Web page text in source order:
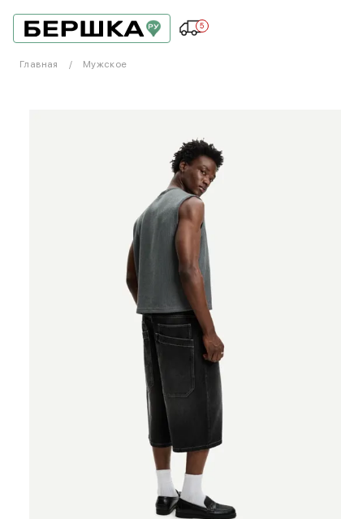
5
Главная Мужское